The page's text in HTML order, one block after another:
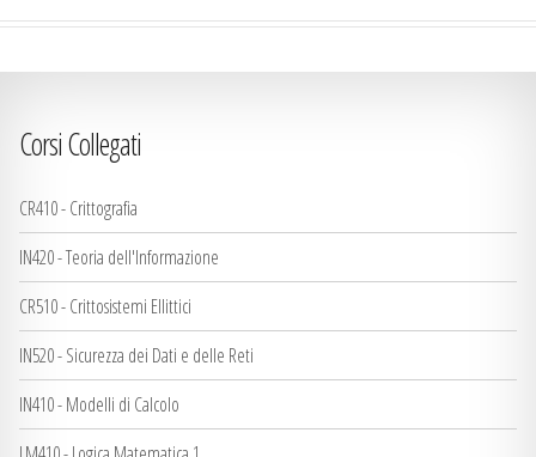
Corsi Collegati
CR410 - Crittografia
IN420 - Teoria dell'Informazione
CR510 - Crittosistemi Ellittici
IN520 - Sicurezza dei Dati e delle Reti
IN410 - Modelli di Calcolo